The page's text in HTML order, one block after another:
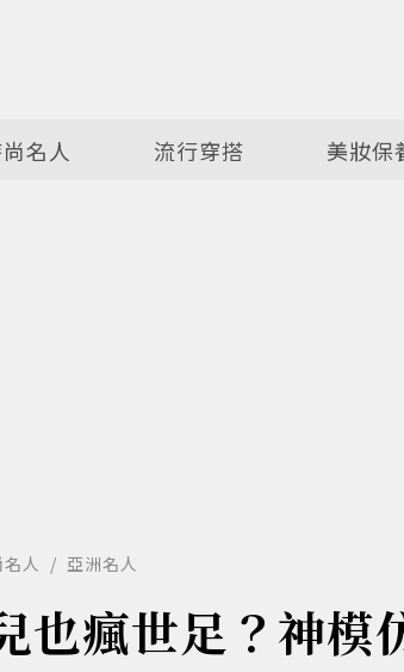
名人 流行穿搭 美妝保
人 亞洲名人
也瘋世足？神模